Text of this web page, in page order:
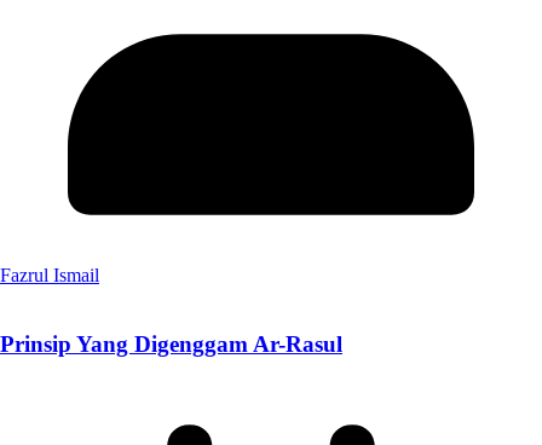
Fazrul Ismail
Prinsip Yang Digenggam Ar-Rasul